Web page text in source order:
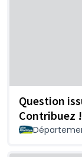
Question
Contribuez